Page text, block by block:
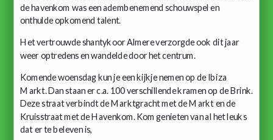
de havenkom was een adembenemend schouwspel en
onthulde opkomend talent.
Het vertrouwde shantykoor Almere verzorgde ook dit jaar
weer optredens en wandelde door het centrum.
Komende woensdag kun je een kijkje nemen op de Ibiza
Markt. Dan staan er c.a. 100 verschillende kramen op de Brink.
Deze straat verbindt de Marktgracht met de Markt en de
Kruisstraat met de Havenkom. Kom genieten van al het leuks
dat er te beleven is,